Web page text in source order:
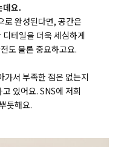
데요.
로 완성된다면, 공간은
테일을 더욱 세심하게
도 물론 중요하고요.
가서 부족한 점은 없는지
있어요. SNS에 저희
듯해요.